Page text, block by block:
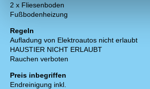
2 x Fliesenboden
Fußbodenheizung
Regeln
Aufladung von Elektroautos nicht erlaubt
HAUSTIER NICHT ERLAUBT
Rauchen verboten
Preis inbegriffen
Endreinigung inkl.